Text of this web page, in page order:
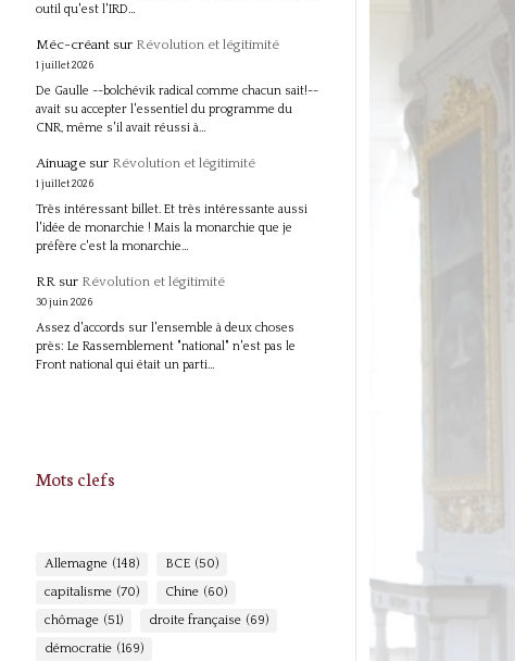
outil qu'est l'IRD…
Méc-créantsur Révolution et légitimité
1 juillet 2026
De Gaulle --bolchévik radical comme chacun sait!--
avait su accepter l'essentiel du programme du
CNR, même s'il avait réussi à…
Ainuagesur Révolution et légitimité
1 juillet 2026
Très intéressant billet. Et très intéressante aussi
l'idée de monarchie ! Mais la monarchie que je
préfère c'est la monarchie…
RRsur Révolution et légitimité
30 juin 2026
Assez d'accords sur l'ensemble à deux choses
près: Le Rassemblement "national" n'est pas le
Front national qui était un parti…
Mots clefs
Allemagne (148) BCE (50)
capitalisme (70) Chine (60)
chômage (51) droite française (69)
démocratie (169)